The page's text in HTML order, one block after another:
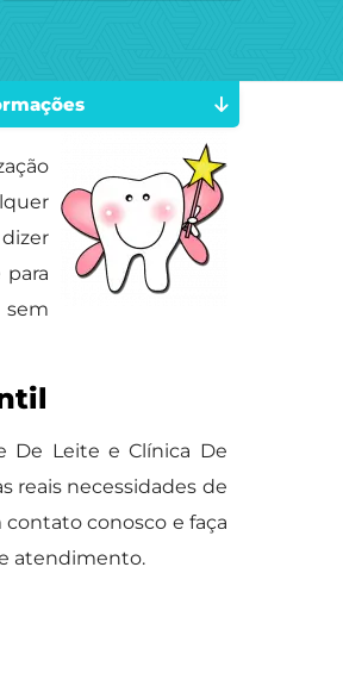
sem
De Leite e Clínica De
reais necessidades de
conosco e faça
atendimento.